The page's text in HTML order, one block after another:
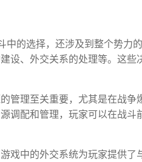
的选择，还涉及到整个势力
设、外交关系的处理等。这些
管理至关重要，尤其是在战争
配和管理，玩家可以在战斗
戏中的外交系统为玩家提供了